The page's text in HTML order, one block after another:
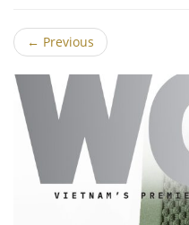
← Previous